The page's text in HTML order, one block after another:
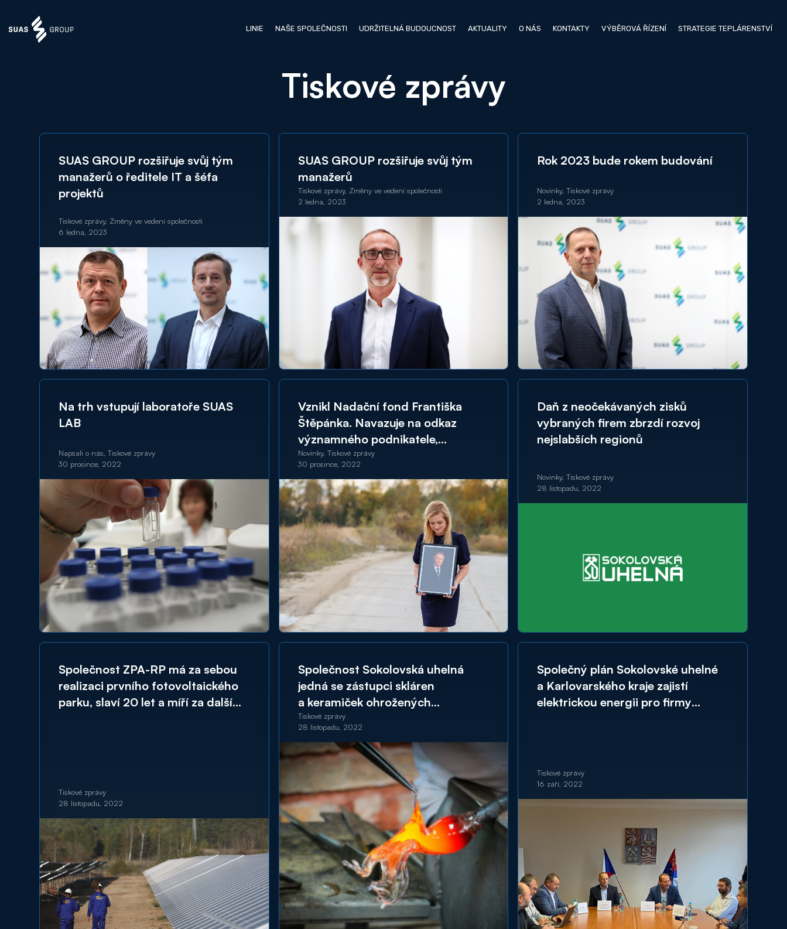
LINIE NAŠE SPOLEČNOSTI UDRŽITELNÁ BUDOUCNOST AKTUALITY O NÁS KONTAKTY VÝBĚROVÁ ŘÍZENÍ STRATEGIE TEPLÁRENSTVÍ
Tiskové zprávy
SUAS GROUP rozšiřuje svůj tým
manažerů o ředitele IT a šéfa
projektů
Tiskové zprávy, Změny ve vedení společnosti
6 ledna, 2023
SUAS GROUP rozšiřuje svůj tým
manažerů
Tiskové zprávy, Změny ve vedení společnosti
2 ledna, 2023
Rok 2023 bude rokem budování
Novinky, Tiskové zprávy
2 ledna, 2023
Na trh vstupují laboratoře SUAS
LAB
Napsali o nás, Tiskové zprávy
30 prosince, 2022
Vznikl Nadační fond Františka
Štěpánka. Navazuje na odkaz
významného podnikatele,
filantropa a sokolovského patriota
Novinky, Tiskové zprávy
30 prosince, 2022
Daň z neočekávaných zisků
vybraných firem zbrzdí rozvoj
nejslabších regionů
Novinky, Tiskové zprávy
28 listopadu, 2022
Společnost ZPA-RP má za sebou
realizaci prvního fotovoltaického
parku, slaví 20 let a míří za dalšími
Tiskové zprávy
28 listopadu, 2022
Společnost Sokolovská uhelná
jedná se zástupci skláren
a keramiček ohrožených
energetickou krizí o potřebné
pomoci
Tiskové zprávy
28 listopadu, 2022
Společný plán Sokolovské uhelné
a Karlovarského kraje zajistí
elektrickou energii pro firmy
Tiskové zprávy
16 září, 2022